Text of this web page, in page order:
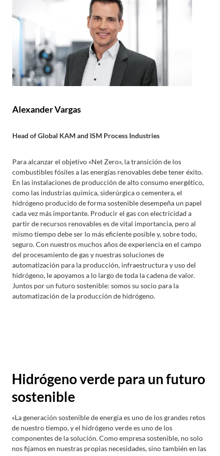
Alexander Vargas
Head of Global KAM and ISM Process Industries
Para alcanzar el objetivo «Net Zero», la transición de los
combustibles fósiles a las energías renovables debe tener éxito.
En las instalaciones de producción de alto consumo energético,
como las industrias química, siderúrgica o cementera, el
hidrógeno producido de forma sostenible desempeña un papel
cada vez más importante. Producir el gas con electricidad a
partir de recursos renovables es de vital importancia, pero al
mismo tiempo debe ser lo más eficiente posible y, sobre todo,
seguro. Con nuestros muchos años de experiencia en el campo
del procesamiento de gas y nuestras soluciones de
automatización para la producción, infraestructura y uso del
hidrógeno, le apoyamos a lo largo de toda la cadena de valor.
Juntos por un futuro sostenible: somos su socio para la
automatización de la producción de hidrógeno.
Hidrógeno verde para un futuro
sostenible
«La generación sostenible de energía es uno de los grandes retos
de nuestro tiempo, y el hidrógeno verde es uno de los
componentes de la solución. Como empresa sostenible, no solo
nos fijamos en nuestras propias necesidades, sino también en las